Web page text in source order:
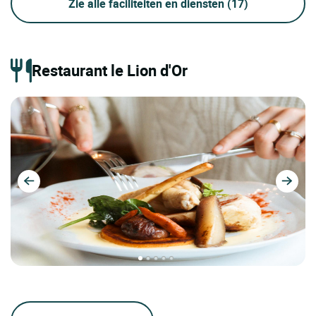
Zie alle faciliteiten en diensten (17)
Restaurant le Lion d'Or